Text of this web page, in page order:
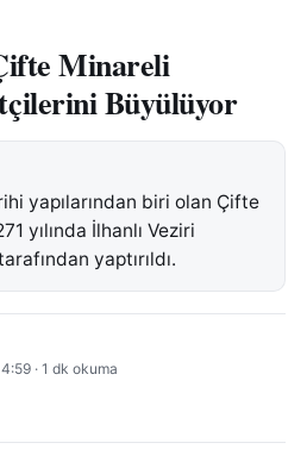
Minareli
Büyülüyor
yapılarından biri olan Çifte
yılında İlhanlı Veziri
yaptırıldı.
· 1 dk okuma